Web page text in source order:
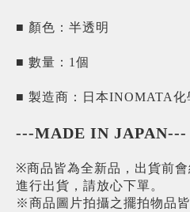
■ 顏色：半透明
■ 數量：1個
■ 製造商：日本INOMATA化
---MADE IN JAPAN---
※商品皆為全新品，出貨前
進行出貨，請放心下單。
※商品圖片拍攝之擺拍物品